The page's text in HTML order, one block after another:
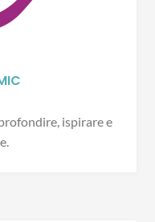
ispirare e